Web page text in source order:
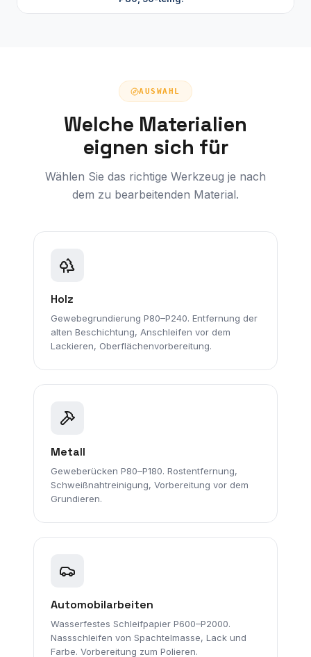
AUSWAHL
Welche Materialien
eignen sich für
Wählen Sie das richtige Werkzeug je nach
dem zu bearbeitenden Material.
Holz
Gewebegrundierung P80–P240. Entfernung der
alten Beschichtung, Anschleifen vor dem
Lackieren, Oberflächenvorbereitung.
Metall
Geweberücken P80–P180. Rostentfernung,
Schweißnahtreinigung, Vorbereitung vor dem
Grundieren.
Automobilarbeiten
Wasserfestes Schleifpapier P600–P2000.
Nassschleifen von Spachtelmasse, Lack und
Farbe. Vorbereitung zum Polieren.